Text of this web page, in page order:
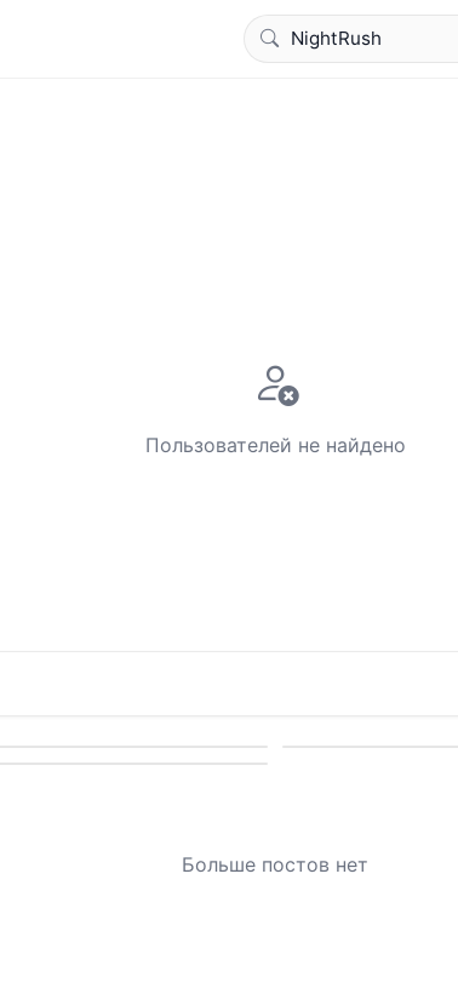
Пользователей не найдено
Больше постов нет